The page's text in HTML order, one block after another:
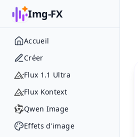
Img-FX
Accueil
Créer
Flux 1.1 Ultra
Flux Kontext
Qwen Image
Effets d'image